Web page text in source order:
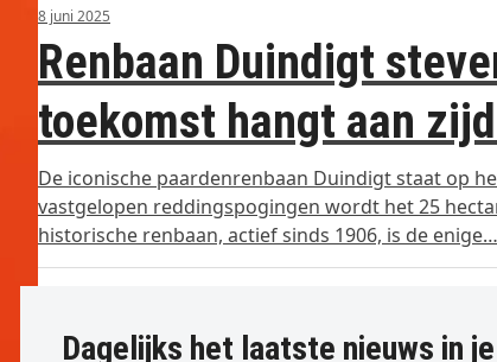
8 juni 2025
Renbaan Duindigt
toekomst hangt aan
De iconische paardenrenbaan Duindigt staat op
vastgelopen reddingspogingen wordt het 25
historische renbaan, actief sinds 1906, is de enige…
Dagelijks het laatste nieuws in